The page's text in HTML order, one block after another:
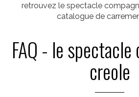
retrouvez le spectacle
catalogue de
FAQ - le
creole